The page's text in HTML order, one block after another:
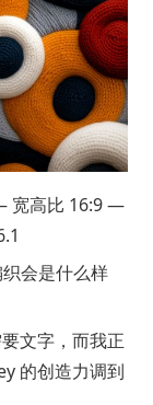
宽高比 16:9 —
会是什么样
文字，而我正
的创造力调到